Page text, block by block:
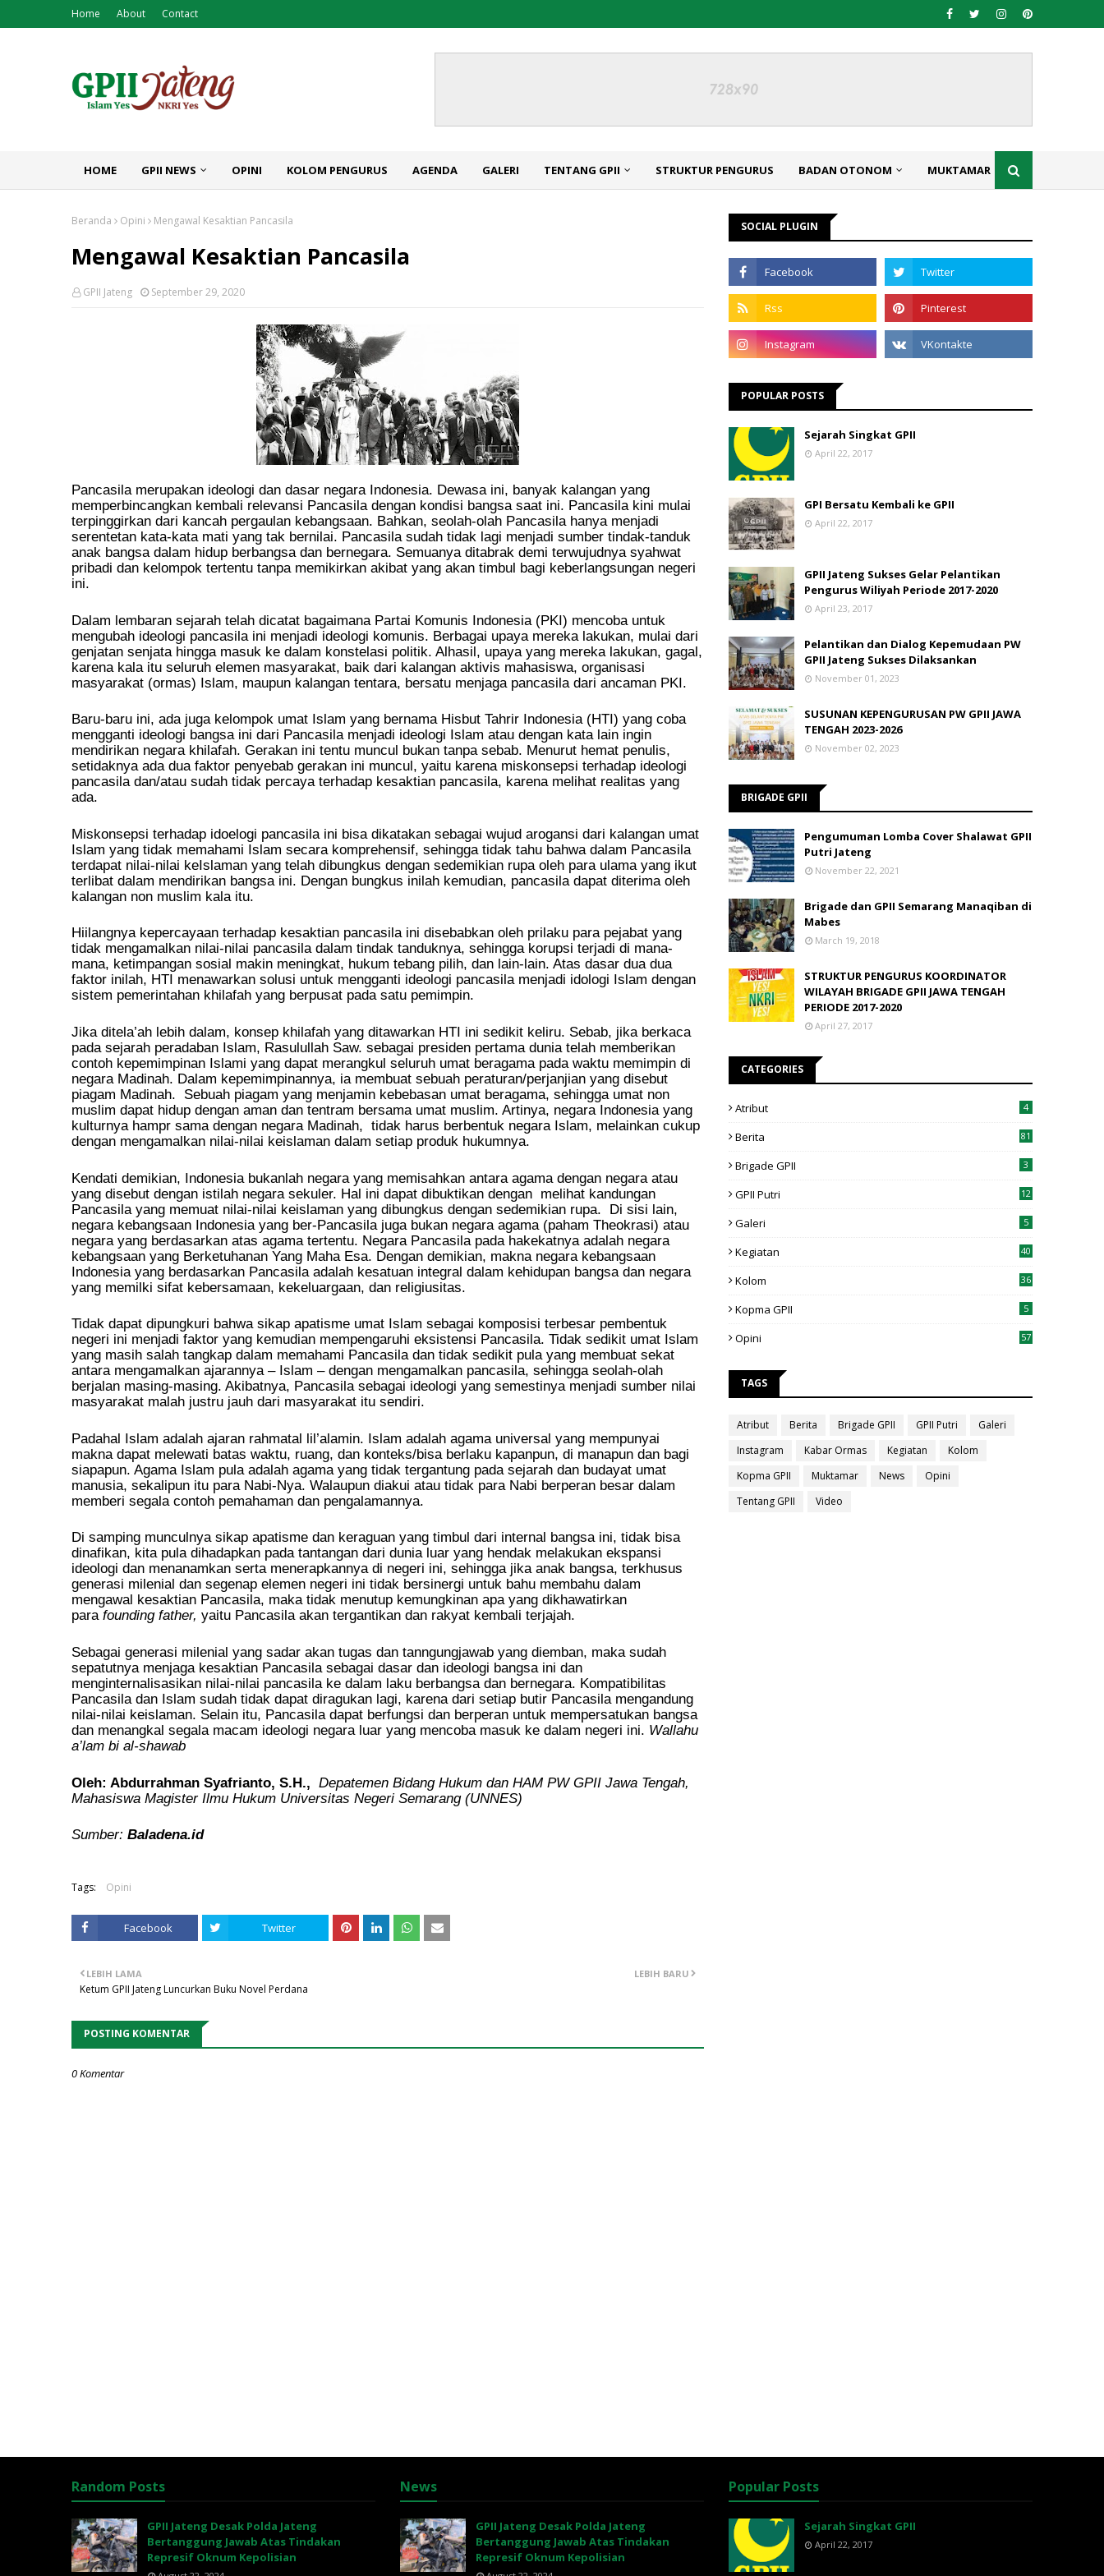
Home About Contact
HOME GPII NEWS OPINI KOLOM PENGURUS AGENDA GALERI TENTANG GPII STRUKTUR PENGURUS BADAN OTONOM MUKTAMAR
Beranda Opini Mengawal Kesaktian Pancasila
Mengawal Kesaktian Pancasila
GPII Jateng September 29, 2020
Pancasila merupakan ideologi dan dasar negara Indonesia. Dewasa ini, banyak kalangan yang
memperbincangkan kembali relevansi Pancasila dengan kondisi bangsa saat ini. Pancasila kini mulai
terpinggirkan dari kancah pergaulan kebangsaan. Bahkan, seolah-olah Pancasila hanya menjadi
serentetan kata-kata mati yang tak bernilai. Pancasila sudah tidak lagi menjadi sumber tindak-tanduk
anak bangsa dalam hidup berbangsa dan bernegara. Semuanya ditabrak demi terwujudnya syahwat
pribadi dan kelompok tertentu tanpa memikirkan akibat yang akan timbul bagi keberlangsungan negeri
ini.
Dalam lembaran sejarah telah dicatat bagaimana Partai Komunis Indonesia (PKI) mencoba untuk
mengubah ideologi pancasila ini menjadi ideologi komunis. Berbagai upaya mereka lakukan, mulai dari
genjatan senjata hingga masuk ke dalam konstelasi politik. Alhasil, upaya yang mereka lakukan, gagal,
karena kala itu seluruh elemen masyarakat, baik dari kalangan aktivis mahasiswa, organisasi
masyarakat (ormas) Islam, maupun kalangan tentara, bersatu menjaga pancasila dari ancaman PKI.
Baru-baru ini, ada juga kelompok umat Islam yang bernama Hisbut Tahrir Indonesia (HTI) yang coba
mengganti ideologi bangsa ini dari Pancasila menjadi ideologi Islam atau dengan kata lain ingin
mendirikan negara khilafah. Gerakan ini tentu muncul bukan tanpa sebab. Menurut hemat penulis,
setidaknya ada dua faktor penyebab gerakan ini muncul, yaitu karena miskonsepsi terhadap ideologi
pancasila dan/atau sudah tidak percaya terhadap kesaktian pancasila, karena melihat realitas yang
ada.
Miskonsepsi terhadap idoelogi pancasila ini bisa dikatakan sebagai wujud arogansi dari kalangan umat
Islam yang tidak memahami Islam secara komprehensif, sehingga tidak tahu bahwa dalam Pancasila
terdapat nilai-nilai keIslaman yang telah dibungkus dengan sedemikian rupa oleh para ulama yang ikut
terlibat dalam mendirikan bangsa ini. Dengan bungkus inilah kemudian, pancasila dapat diterima oleh
kalangan non muslim kala itu.
Hiilangnya kepercayaan terhadap kesaktian pancasila ini disebabkan oleh prilaku para pejabat yang
tidak mengamalkan nilai-nilai pancasila dalam tindak tanduknya, sehingga korupsi terjadi di mana-
mana, ketimpangan sosial makin meningkat, hukum tebang pilih, dan lain-lain. Atas dasar dua dua
faktor inilah, HTI menawarkan solusi untuk mengganti ideologi pancasila menjadi idologi Islam dengan
sistem pemerintahan khilafah yang berpusat pada satu pemimpin.
Jika ditela’ah lebih dalam, konsep khilafah yang ditawarkan HTI ini sedikit keliru. Sebab, jika berkaca
pada sejarah peradaban Islam, Rasulullah Saw. sebagai presiden pertama dunia telah memberikan
contoh kepemimpinan Islami yang dapat merangkul seluruh umat beragama pada waktu memimpin di
negara Madinah. Dalam kepemimpinannya, ia membuat sebuah peraturan/perjanjian yang disebut
piagam Madinah. Sebuah piagam yang menjamin kebebasan umat beragama, sehingga umat non
muslim dapat hidup dengan aman dan tentram bersama umat muslim. Artinya, negara Indonesia yang
kulturnya hampr sama dengan negara Madinah, tidak harus berbentuk negara Islam, melainkan cukup
dengan mengamalkan nilai-nilai keislaman dalam setiap produk hukumnya.
Kendati demikian, Indonesia bukanlah negara yang memisahkan antara agama dengan negara atau
yang disebut dengan istilah negara sekuler. Hal ini dapat dibuktikan dengan melihat kandungan
Pancasila yang memuat nilai-nilai keislaman yang dibungkus dengan sedemikian rupa. Di sisi lain,
negara kebangsaan Indonesia yang ber-Pancasila juga bukan negara agama (paham Theokrasi) atau
negara yang berdasarkan atas agama tertentu. Negara Pancasila pada hakekatnya adalah negara
kebangsaan yang Berketuhanan Yang Maha Esa. Dengan demikian, makna negara kebangsaan
Indonesia yang berdasarkan Pancasila adalah kesatuan integral dalam kehidupan bangsa dan negara
yang memilki sifat kebersamaan, kekeluargaan, dan religiusitas.
Tidak dapat dipungkuri bahwa sikap apatisme umat Islam sebagai komposisi terbesar pembentuk
negeri ini menjadi faktor yang kemudian mempengaruhi eksistensi Pancasila. Tidak sedikit umat Islam
yang masih salah tangkap dalam memahami Pancasila dan tidak sedikit pula yang membuat sekat
antara mengamalkan ajarannya – Islam – dengan mengamalkan pancasila, sehingga seolah-olah
berjalan masing-masing. Akibatnya, Pancasila sebagai ideologi yang semestinya menjadi sumber nilai
masyarakat malah justru jauh dari masyarakat itu sendiri.
Padahal Islam adalah ajaran rahmatal lil’alamin. Islam adalah agama universal yang mempunyai
makna dapat melewati batas waktu, ruang, dan konteks/bisa berlaku kapanpun, di manapun dan bagi
siapapun. Agama Islam pula adalah agama yang tidak tergantung pada sejarah dan budayat umat
manusia, sekalipun itu para Nabi-Nya. Walaupun diakui atau tidak para Nabi berperan besar dalam
memberi segala contoh pemahaman dan pengalamannya.
Di samping munculnya sikap apatisme dan keraguan yang timbul dari internal bangsa ini, tidak bisa
dinafikan, kita pula dihadapkan pada tantangan dari dunia luar yang hendak melakukan ekspansi
ideologi dan menanamkan serta menerapkannya di negeri ini, sehingga jika anak bangsa, terkhusus
generasi milenial dan segenap elemen negeri ini tidak bersinergi untuk bahu membahu dalam
mengawal kesaktian Pancasila, maka tidak menutup kemungkinan apa yang dikhawatirkan
para founding father, yaitu Pancasila akan tergantikan dan rakyat kembali terjajah.
Sebagai generasi milenial yang sadar akan tugas dan tanngungjawab yang diemban, maka sudah
sepatutnya menjaga kesaktian Pancasila sebagai dasar dan ideologi bangsa ini dan
menginternalisasikan nilai-nilai pancasila ke dalam laku berbangsa dan bernegara. Kompatibilitas
Pancasila dan Islam sudah tidak dapat diragukan lagi, karena dari setiap butir Pancasila mengandung
nilai-nilai keislaman. Selain itu, Pancasila dapat berfungsi dan berperan untuk mempersatukan bangsa
dan menangkal segala macam ideologi negara luar yang mencoba masuk ke dalam negeri ini. Wallahu
a’lam bi al-shawab
Oleh: Abdurrahman Syafrianto, S.H., Depatemen Bidang Hukum dan HAM PW GPII Jawa Tengah,
Mahasiswa Magister Ilmu Hukum Universitas Negeri Semarang (UNNES)
Sumber: Baladena.id
Tags: Opini
Facebook Twitter
LEBIH BARU
LEBIH LAMA
Ketum GPII Jateng Luncurkan Buku Novel Perdana
POSTING KOMENTAR
0 Komentar
SOCIAL PLUGIN
POPULAR POSTS
Sejarah Singkat GPII
April 22, 2017
GPI Bersatu Kembali ke GPII
April 22, 2017
GPII Jateng Sukses Gelar Pelantikan
Pengurus Wiliyah Periode 2017-2020
April 23, 2017
Pelantikan dan Dialog Kepemudaan PW
GPII Jateng Sukses Dilaksankan
November 01, 2023
SUSUNAN KEPENGURUSAN PW GPII JAWA
TENGAH 2023-2026
November 02, 2023
BRIGADE GPII
Pengumuman Lomba Cover Shalawat GPII
Putri Jateng
November 22, 2021
Brigade dan GPII Semarang Manaqiban di
Mabes
March 19, 2018
STRUKTUR PENGURUS KOORDINATOR
WILAYAH BRIGADE GPII JAWA TENGAH
PERIODE 2017-2020
April 27, 2017
CATEGORIES
Atribut 4
Berita 81
Brigade GPII 3
GPII Putri 12
Galeri 5
Kegiatan 40
Kolom 36
Kopma GPII 5
Opini 57
TAGS
Atribut Berita Brigade GPII GPII Putri
Galeri
Instagram
Kabar Ormas Kegiatan
Kolom
Kopma GPII
Muktamar News
Opini
Tentang GPII
Video
Random Posts
GPII Jateng Desak Polda Jateng
Bertanggung Jawab Atas Tindakan
Represif Oknum Kepolisian
News
GPII Jateng Desak Polda Jateng
Bertanggung Jawab Atas Tindakan
Represif Oknum Kepolisian
Popular Posts
Sejarah Singkat GPII
April 22, 2017